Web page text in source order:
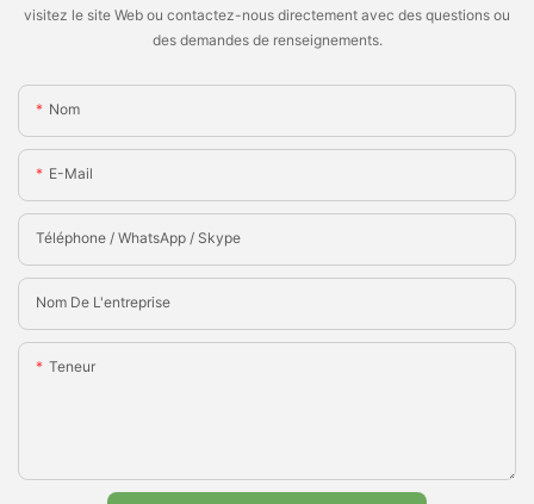
visitez le site Web ou contactez-nous directement avec des questions ou
des demandes de renseignements.
Nom
E-Mail
Téléphone / WhatsApp / Skype
Nom De L'entreprise
Teneur